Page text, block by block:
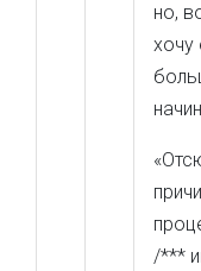
но,
хочу
/***